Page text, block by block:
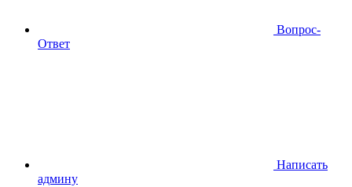
Вопрос-
Ответ
Написать
админу